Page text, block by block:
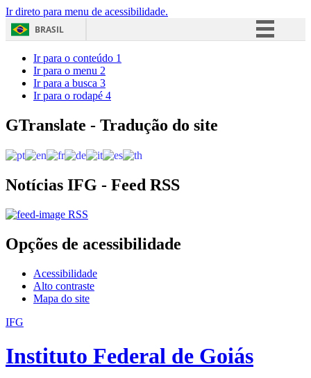
Ir direto para menu de acessibilidade.
BRASIL
Acesso à informação
Ir para o conteúdo 1
Ir para o menu 2
Ir para a busca 3
Ir para o rodapé 4
GTranslate - Tradução do site
Notícias IFG - Feed RSS
RSS
Opções de acessibilidade
Acessibilidade
Alto contraste
Mapa do site
IFG
Instituto Federal de Goiás